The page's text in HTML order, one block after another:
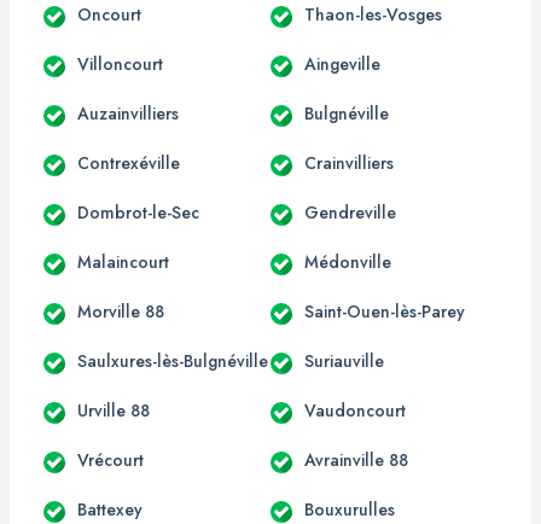
Oncourt Thaon-les-Vosges
Villoncourt Aingeville
Auzainvilliers Bulgnéville
Contrexéville Crainvilliers
Dombrot-le-Sec Gendreville
Malaincourt Médonville
Morville 88 Saint-Ouen-lès-Parey
Saulxures-lès-Bulgnéville Suriauville
Urville 88 Vaudoncourt
Vrécourt Avrainville 88
Battexey Bouxurulles